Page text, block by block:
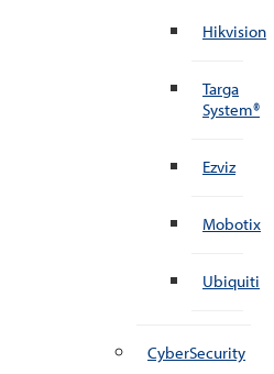
Hikvision
Targa
System®
Ezviz
Mobotix
Ubiquiti
CyberSecurity